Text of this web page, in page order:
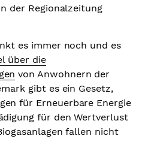
der Regionalzeitung
es immer noch und es
über die
von Anwohnern der
gibt es ein Gesetz,
für Erneuerbare Energie
für den Wertverlust
fallen nicht